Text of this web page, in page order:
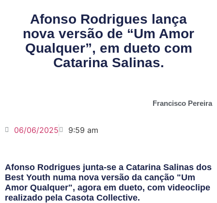
Afonso Rodrigues lança
nova versão de “Um Amor
Qualquer”, em dueto com
Catarina Salinas.
Francisco Pereira
06/06/2025 9:59 am
Afonso Rodrigues junta-se a Catarina Salinas dos
Best Youth numa nova versão da canção "Um
Amor Qualquer", agora em dueto, com videoclipe
realizado pela Casota Collective.